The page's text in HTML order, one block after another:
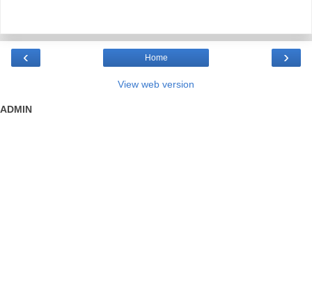
‹ ›
Home
View web version
ADMIN